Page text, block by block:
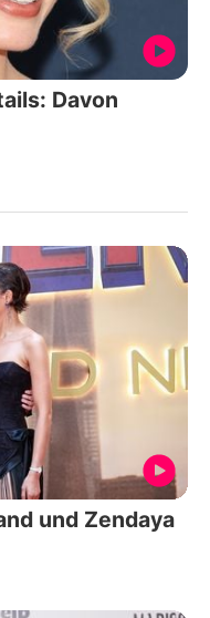
Davon
und Zendaya